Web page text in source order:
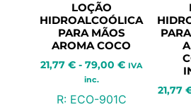
LOÇÃO
HIDROALCOÓLICA
PARA MÃOS
AROMA COCO
21,77 € - 79,00 € IVA
inc.
R:ECO-901C
21,77